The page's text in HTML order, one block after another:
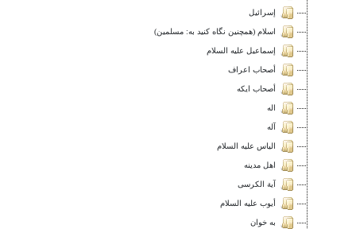
إسرائيل
اسلام (همچنین نگاه کنید به: مسلمين)
إسماعيل عليه السلام
أصحاب اعراف
أصحاب ايكه
اله
آله
الياس عليه السلام
اهل مدينه
آية الكرسى
أيوب عليه السلام
به خوان